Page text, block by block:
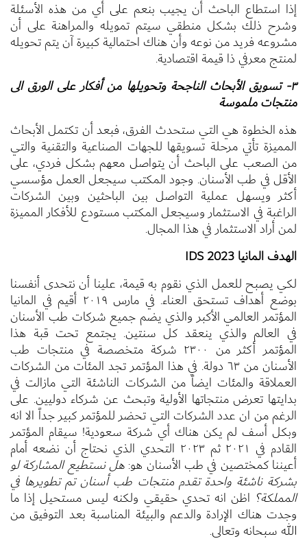
إذا استطاع الباحث أن يجيب بنعم على أي من هذه الأسئلة
وشرح ذلك بشكل منطقي سيتم تمويله والمراهنة على أن
مشروعه فريد من نوعه وأن هناك احتمالية كبيرة آن يتم تحويله
لمنتج معرفي ذا قيمة اقتصادية.
٣- تسويق الأبحاث الناجحة وتحويلها من أفكار على الورق الى
منتجات ملموسة
هذه الخطوة هي التي ستحدث الفرق، فبعد أن تكتمل الأبحاث
المميزة تأتي مرحلة تسويقها للجهات الصناعية والتقنية والتي
من الصعب على الباحث أن يتواصل معهم بشكل فردي، على
الأقل في طب الأسنان. وجود المكتب سيجعل العمل مؤسسي
أكثر ويسهل عملية التواصل بين الباحثين وبين الشركات
الراغبة في الاستثمار وسيجعل المكتب مستودع للأفكار المميزة
لمن أراد الاستثمار في هذا المجال.
الهدف المانيا IDS 2023
لكي يصبح للعمل الذي نقوم به قيمة، علينا أن نتحدى أنفسنا
بوضع أهداف تستحق العناء. في مارس ٢٠١٩ أقيم في المانيا
المؤتمر العالمي الأكبر والذي يضم جميع شركات طب الأسنان
في العالم والذي ينعقد كل سنتين. يجتمع تحت قبة هذا
المؤتمر أكثر من ٢٣٠٠ شركة متخصصة في منتجات طب
الأسنان من ٦٣ دولة. في هذا المؤتمر تجد المئات من الشركات
العملاقة والمئات ايضاً من الشركات الناشئة التي مازالت في
بدايتها تعرض منتجاتها الأولية وتبحث عن شركاء دوليين. على
الرغم من ان عدد الشركات التي تحضر للمؤتمر كبير جداً الا انه
وبكل أسف لم يكن هناك أي شركة سعودية! سيقام المؤتمر
القادم في ٢٠٢١ ثم ٢٠٢٣ التحدي الذي نحتاج أن نضعه أمام
أعيننا كمختصين في طب الأسنان هو:هل نستطيع المشاركة لو
بشركة ناشئة واحدة تقدم منتجات طب أسنان تم تطويرها في
المملكة؟ اظن انه تحدي حقيقي ولكنه ليس مستحيل إذا ما
وجدت هناك الإرادة والدعم والبيئة المناسبة بعد التوفيق من
الله سبحانه وتعالى.